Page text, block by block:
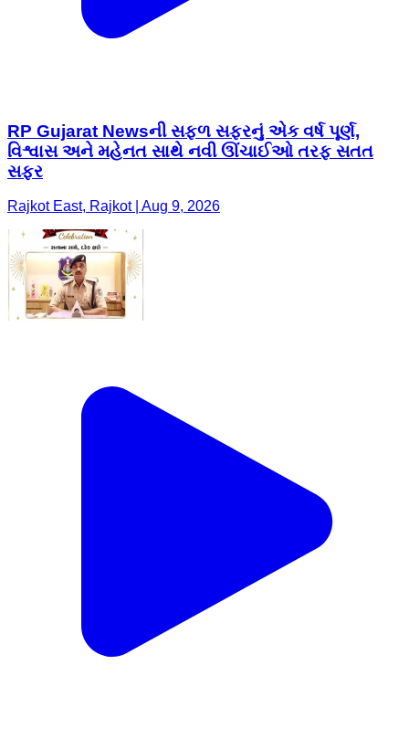
RP Gujarat Newsની સફળ સફરનું એક વર્ષ પૂર્ણ,
વિશ્વાસ અને મહેનત સાથે નવી ઊંચાઈઓ તરફ સતત
સફર
Rajkot East, Rajkot | Aug 9, 2026